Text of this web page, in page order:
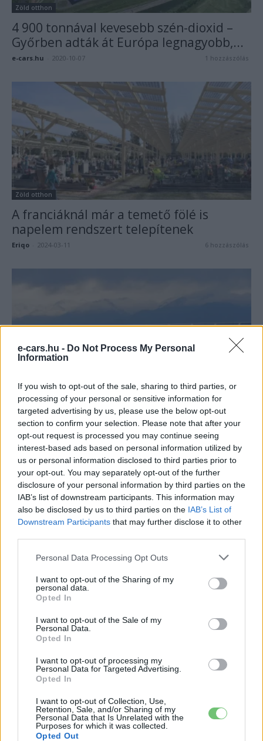
e-cars.hu - Do Not Process My Personal
Information
If you wish to opt-out of the sale, sharing to third parties, or
processing of your personal or sensitive information for
targeted advertising by us, please use the below opt-out
section to confirm your selection. Please note that after your
opt-out request is processed you may continue seeing
interest-based ads based on personal information utilized by
us or personal information disclosed to third parties prior to
your opt-out. You may separately opt-out of the further
disclosure of your personal information by third parties on the
IAB’s list of downstream participants. This information may
also be disclosed by us to third parties on the IAB’s List of
Downstream Participants that may further disclose it to other
Personal Data Processing Opt Outs
I want to opt-out of the Sharing of my
personal data.
Opted In
I want to opt-out of the Sale of my
Personal Data.
Opted In
I want to opt-out of processing my
Personal Data for Targeted Advertising.
Opted In
I want to opt-out of Collection, Use,
Retention, Sale, and/or Sharing of my
Personal Data that Is Unrelated with the
Purposes for which it was collected.
Opted Out
Zöld otthon
4 900 tonnával kevesebb szén-dioxid –
Győrben adták át Európa legnagyobb,...
e-cars.hu 2020-10-07 1 hozzászólás
Zöld otthon
A franciáknál már a temető fölé is
napelem rendszert telepítenek
Eriqo 2024-03-11 6 hozzászólás
Zöld otthon
Kína jelentős nap- és szélerőmű-
fejlesztéseket hajtott végre
Eriqo 2025-01-23 5 hozzászólás
Üzembe helyezték a világ
legmagasabban fekvő napelem- és
energiatároló rendszerét
e-cars.hu - 2024-12-22